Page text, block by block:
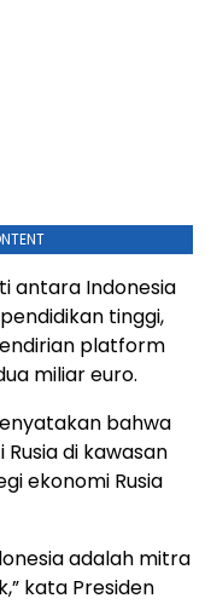
antara Indonesia
tinggi,
platform
miliar euro.
bahwa
di kawasan
ekonomi Rusia
adalah mitra
kata Presiden